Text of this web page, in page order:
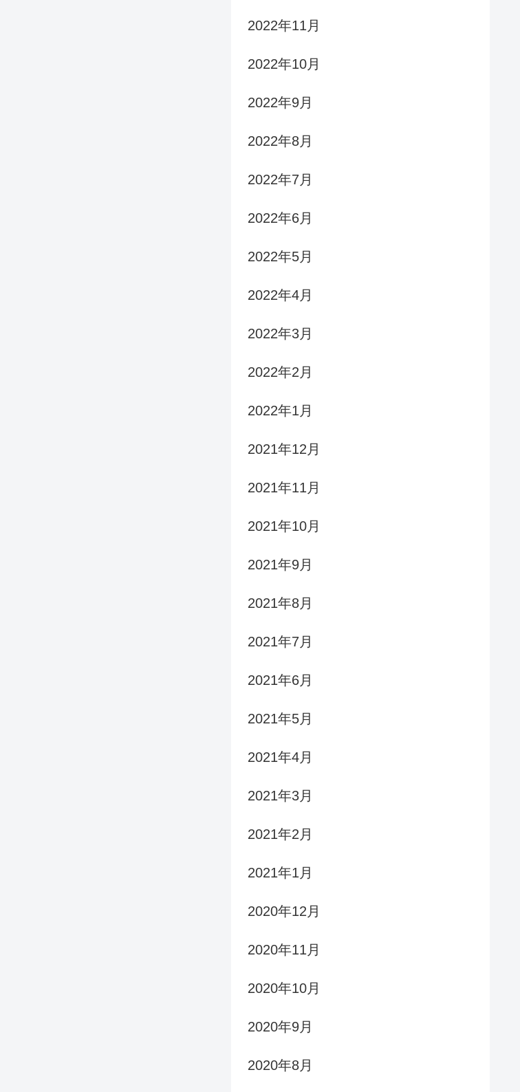
2022年11月
2022年10月
2022年9月
2022年8月
2022年7月
2022年6月
2022年5月
2022年4月
2022年3月
2022年2月
2022年1月
2021年12月
2021年11月
2021年10月
2021年9月
2021年8月
2021年7月
2021年6月
2021年5月
2021年4月
2021年3月
2021年2月
2021年1月
2020年12月
2020年11月
2020年10月
2020年9月
2020年8月